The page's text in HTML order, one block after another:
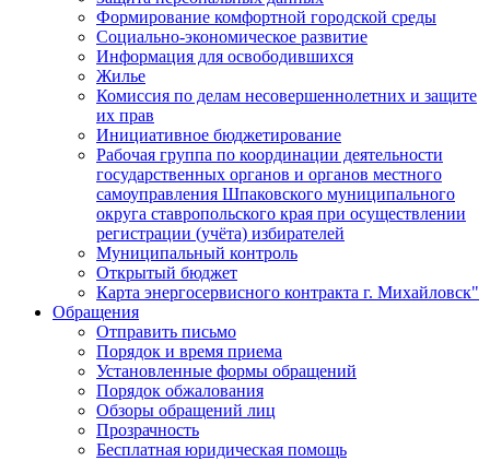
Формирование комфортной городской среды
Социально-экономическое развитие
Информация для освободившихся
Жилье
Комиссия по делам несовершеннолетних и защите
их прав
Инициативное бюджетирование
Рабочая группа по координации деятельности
государственных органов и органов местного
самоуправления Шпаковского муниципального
округа ставропольского края при осуществлении
регистрации (учёта) избирателей
Муниципальный контроль
Открытый бюджет
Карта энергосервисного контракта г. Михайловск"
Обращения
Отправить письмо
Порядок и время приема
Установленные формы обращений
Порядок обжалования
Обзоры обращений лиц
Прозрачность
Бесплатная юридическая помощь